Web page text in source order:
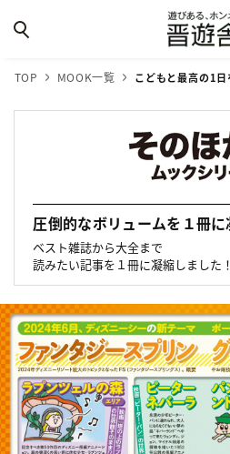
TOP MOOK一覧 こどもと最高の1
圧倒的なボリュームを１冊
ベスト雑誌から大全まで
読みたい記事を１冊に凝縮しました！